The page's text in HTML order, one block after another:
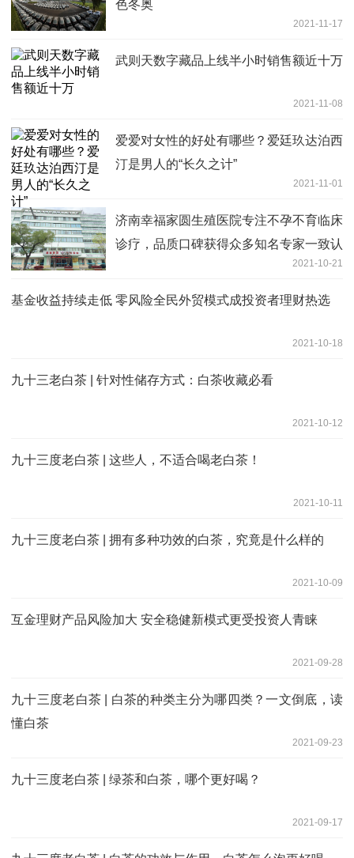
色冬奥
2021-11-17
武则天数字藏品上线半小时销售额近十万
2021-11-08
爱爱对女性的好处有哪些？爱廷玖达泊西
汀是男人的“长久之计”
2021-11-01
济南幸福家圆生殖医院专注不孕不育临床
诊疗，品质口碑获得众多知名专家一致认
2021-10-21
基金收益持续走低 零风险全民外贸模式成投资者理财热选
2021-10-18
九十三老白茶 | 针对性储存方式：白茶收藏必看
2021-10-12
九十三度老白茶 | 这些人，不适合喝老白茶！
2021-10-11
九十三度老白茶 | 拥有多种功效的白茶，究竟是什么样的
2021-10-09
互金理财产品风险加大 安全稳健新模式更受投资人青睐
2021-09-28
九十三度老白茶 | 白茶的种类主分为哪四类？一文倒底，读
懂白茶
2021-09-23
九十三度老白茶 | 绿茶和白茶，哪个更好喝？
2021-09-17